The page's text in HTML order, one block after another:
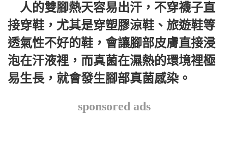
人的雙腳熱天容易出汗，不穿襪子直
接穿鞋，尤其是穿塑膠涼鞋、旅遊鞋等
透氣性不好的鞋，會讓腳部皮膚直接浸
泡在汗液裡，而真菌在濕熱的環境裡極
易生長，就會發生腳部真菌感染。
sponsored ads